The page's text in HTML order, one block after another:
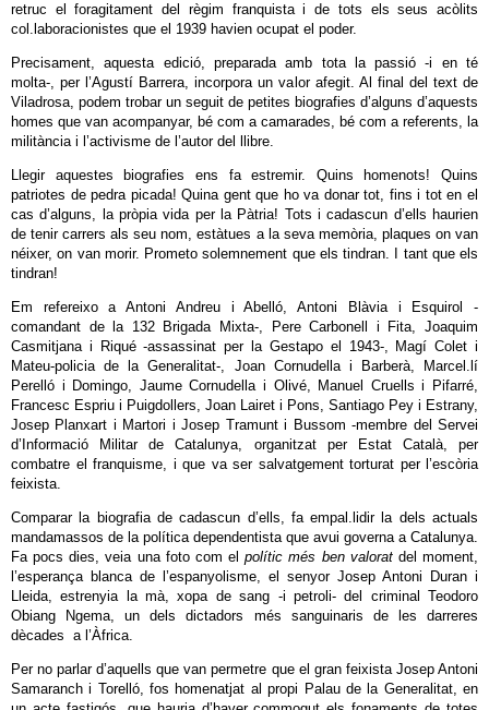
retruc el foragitament del règim franquista i de tots els seus acòlits
col.laboracionistes que el 1939 havien ocupat el poder.
Precisament, aquesta edició, preparada amb tota la passió -i en té
molta-, per l’Agustí Barrera, incorpora un valor afegit. Al final del text de
Viladrosa, podem trobar un seguit de petites biografies d’alguns d’aquests
homes que van acompanyar, bé com a camarades, bé com a referents, la
militància i l’activisme de l’autor del llibre.
Llegir aquestes biografies ens fa estremir. Quins homenots! Quins
patriotes de pedra picada! Quina gent que ho va donar tot, fins i tot en el
cas d’alguns, la pròpia vida per la Pàtria! Tots i cadascun d’ells haurien
de tenir carrers als seu nom, estàtues a la seva memòria, plaques on van
néixer, on van morir. Prometo solemnement que els tindran. I tant que els
tindran!
Em refereixo a Antoni Andreu i Abelló, Antoni Blàvia i Esquirol -
comandant de la 132 Brigada Mixta-, Pere Carbonell i Fita, Joaquim
Casmitjana i Riqué -assassinat per la Gestapo el 1943-, Magí Colet i
Mateu-policia de la Generalitat-, Joan Cornudella i Barberà, Marcel.lí
Perelló i Domingo, Jaume Cornudella i Olivé, Manuel Cruells i Pifarré,
Francesc Espriu i Puigdollers, Joan Lairet i Pons, Santiago Pey i Estrany,
Josep Planxart i Martori i Josep Tramunt i Bussom -membre del Servei
d’Informació Militar de Catalunya, organitzat per Estat Català, per
combatre el franquisme, i que va ser salvatgement torturat per l’escòria
feixista.
Comparar la biografia de cadascun d’ells, fa empal.lidir la dels actuals
mandamassos de la política dependentista que avui governa a Catalunya.
Fa pocs dies, veia una foto com elpolític més ben valoratdel moment,
l’esperança blanca de l’espanyolisme, el senyor Josep Antoni Duran i
Lleida, estrenyia la mà, xopa de sang -i petroli- del criminal Teodoro
Obiang Ngema, un dels dictadors més sanguinaris de les darreres
dècades a l’Àfrica.
Per no parlar d’aquells que van permetre que el gran feixista Josep Antoni
Samaranch i Torelló, fos homenatjat al propi Palau de la Generalitat, en